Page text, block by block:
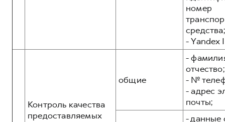
номер
средства;
- Yandex
Контроль качества
предоставляемых
общие
-
отчество;
- №
- адрес
почты;
- данные